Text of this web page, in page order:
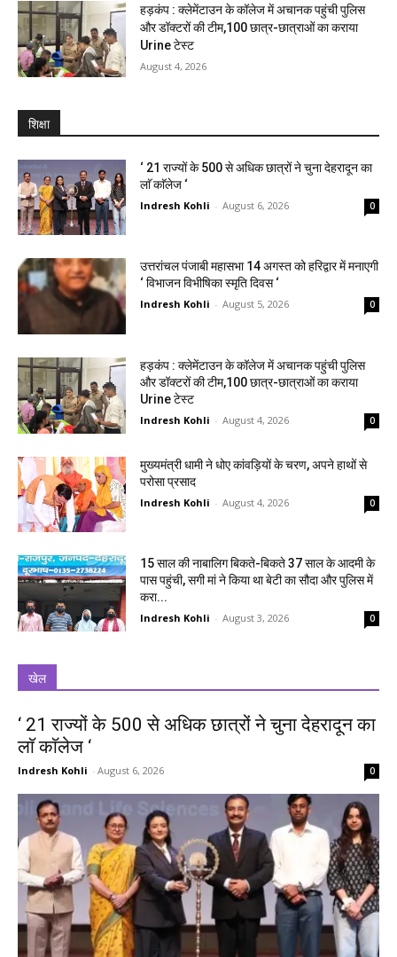
हड़कंप : क्लेमेंटाउन के कॉलेज में अचानक पहुंची पुलिस
और डॉक्टरों की टीम,100 छात्र-छात्राओं का कराया
Urine टेस्ट
August 4, 2026
शिक्षा
‘ 21 राज्यों के 500 से अधिक छात्रों ने चुना देहरादून का
लाॅ काॅलेज ‘
Indresh Kohli - August 6, 2026 0
उत्तरांचल पंजाबी महासभा 14 अगस्त को हरिद्वार में मनाएगी
‘ विभाजन विभीषिका स्मृति दिवस ‘
Indresh Kohli - August 5, 2026 0
हड़कंप : क्लेमेंटाउन के कॉलेज में अचानक पहुंची पुलिस
और डॉक्टरों की टीम,100 छात्र-छात्राओं का कराया
Urine टेस्ट
Indresh Kohli - August 4, 2026 0
मुख्यमंत्री धामी ने धोए कांवड़ियों के चरण, अपने हाथों से
परोसा प्रसाद
Indresh Kohli - August 4, 2026 0
15 साल की नाबालिग बिकते-बिकते 37 साल के आदमी के
पास पहुंची, सगी मां ने किया था बेटी का सौदा और पुलिस में
करा...
Indresh Kohli - August 3, 2026 0
खेल
‘ 21 राज्यों के 500 से अधिक छात्रों ने चुना देहरादून का
लाॅ काॅलेज ‘
Indresh Kohli - August 6, 2026 0